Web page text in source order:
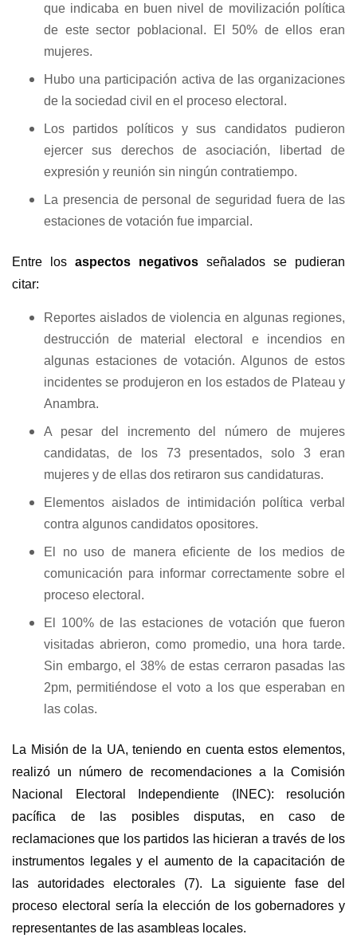
que indicaba en buen nivel de movilización política
de este sector poblacional. El 50% de ellos eran
mujeres.
Hubo una participación activa de las organizaciones
de la sociedad civil en el proceso electoral.
Los partidos políticos y sus candidatos pudieron
ejercer sus derechos de asociación, libertad de
expresión y reunión sin ningún contratiempo.
La presencia de personal de seguridad fuera de las
estaciones de votación fue imparcial.
Entre los aspectos negativos señalados se pudieran
citar:
Reportes aislados de violencia en algunas regiones,
destrucción de material electoral e incendios en
algunas estaciones de votación. Algunos de estos
incidentes se produjeron en los estados de Plateau y
Anambra.
A pesar del incremento del número de mujeres
candidatas, de los 73 presentados, solo 3 eran
mujeres y de ellas dos retiraron sus candidaturas.
Elementos aislados de intimidación política verbal
contra algunos candidatos opositores.
El no uso de manera eficiente de los medios de
comunicación para informar correctamente sobre el
proceso electoral.
El 100% de las estaciones de votación que fueron
visitadas abrieron, como promedio, una hora tarde.
Sin embargo, el 38% de estas cerraron pasadas las
2pm, permitiéndose el voto a los que esperaban en
las colas.
La Misión de la UA, teniendo en cuenta estos elementos,
realizó un número de recomendaciones a la Comisión
Nacional Electoral Independiente (INEC): resolución
pacífica de las posibles disputas, en caso de
reclamaciones que los partidos las hicieran a través de los
instrumentos legales y el aumento de la capacitación de
las autoridades electorales (7). La siguiente fase del
proceso electoral sería la elección de los gobernadores y
representantes de las asambleas locales.